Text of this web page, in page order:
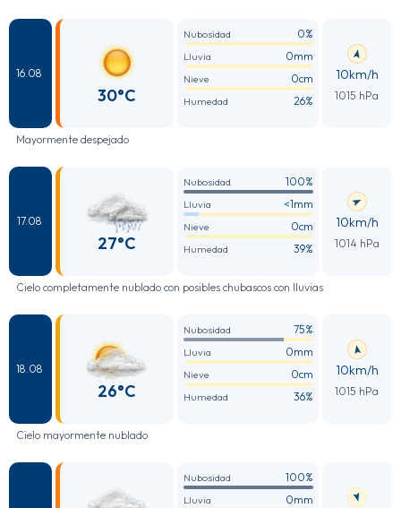
16.08
30°C
Nubosidad 0%
Lluvia 0mm
Nieve 0cm
Humedad 26%
10km/h
1015 hPa
Mayormente despejado
17.08
27°C
Nubosidad 100%
Lluvia <1mm
Nieve 0cm
Humedad 39%
10km/h
1014 hPa
Cielo completamente nublado con posibles chubascos con lluvias
18.08
26°C
Nubosidad 75%
Lluvia 0mm
Nieve 0cm
Humedad 36%
10km/h
1015 hPa
Cielo mayormente nublado
Nubosidad 100%
Lluvia 0mm